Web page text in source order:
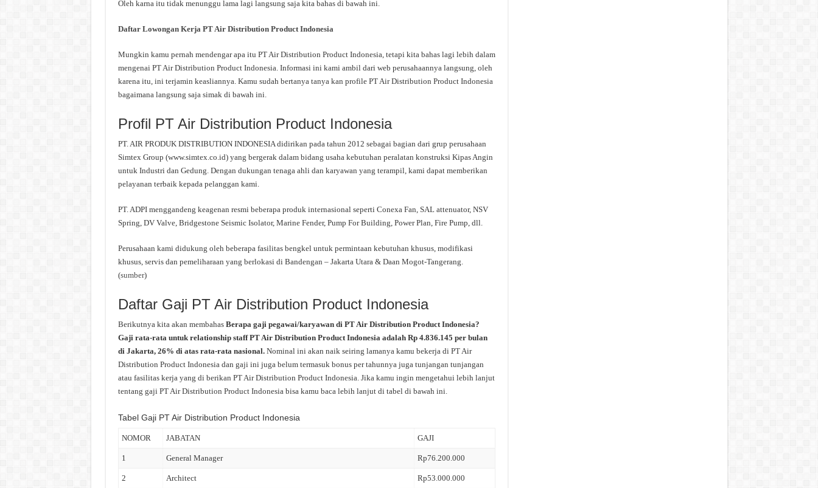
Oleh karna itu tidak menunggu lama lagi langsung saja kita bahas di bawah ini.
Daftar Lowongan Kerja PT Air Distribution Product Indonesia
Mungkin kamu pernah mendengar apa itu PT Air Distribution Product Indonesia, tetapi kita bahas lagi lebih dalam
mengenai PT Air Distribution Product Indonesia. Informasi ini kami ambil dari web perusahaannya langsung, oleh
karena itu, ini terjamin keasliannya. Kamu sudah bertanya tanya kan profile PT Air Distribution Product Indonesia
bagaimana langsung saja simak di bawah ini.
Profil PT Air Distribution Product Indonesia
PT. AIR PRODUK DISTRIBUTION INDONESIA didirikan pada tahun 2012 sebagai bagian dari grup perusahaan
Simtex Group (www.simtex.co.id) yang bergerak dalam bidang usaha kebutuhan peralatan konstruksi Kipas Angin
untuk Industri dan Gedung. Dengan dukungan tenaga ahli dan karyawan yang terampil, kami dapat memberikan
pelayanan terbaik kepada pelanggan kami.
PT. ADPI menggandeng keagenan resmi beberapa produk internasional seperti Conexa Fan, SAL attenuator, NSV
Spring, DV Valve, Bridgestone Seismic Isolator, Marine Fender, Pump For Building, Power Plan, Fire Pump, dll.
Perusahaan kami didukung oleh beberapa fasilitas bengkel untuk permintaan kebutuhan khusus, modifikasi
khusus, servis dan pemeliharaan yang berlokasi di Bandengan – Jakarta Utara & Daan Mogot-Tangerang.
(sumber)
Daftar Gaji PT Air Distribution Product Indonesia
Berikutnya kita akan membahas Berapa gaji pegawai/karyawan di PT Air Distribution Product Indonesia?
Gaji rata-rata untuk relationship staff PT Air Distribution Product Indonesia adalah Rp 4.836.145 per bulan
di Jakarta, 26% di atas rata-rata nasional. Nominal ini akan naik seiring lamanya kamu bekerja di PT Air
Distribution Product Indonesia dan gaji ini juga belum termasuk bonus per tahunnya juga tunjangan tunjangan
atau fasilitas kerja yang di berikan PT Air Distribution Product Indonesia. Jika kamu ingin mengetahui lebih lanjut
tentang gaji PT Air Distribution Product Indonesia bisa kamu baca lebih lanjut di tabel di bawah ini.
Tabel Gaji PT Air Distribution Product Indonesia
NOMOR JABATAN GAJI
1 General Manager Rp76.200.000
2 Architect Rp53.000.000